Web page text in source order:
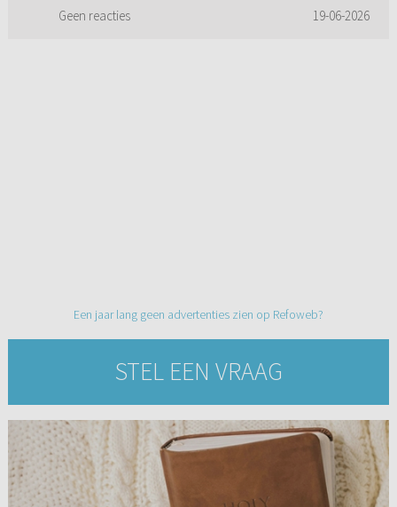
thuis zouden voele...
Geen reacties 19-06-2026
Een jaar lang geen advertenties zien op Refoweb?
STEL EEN VRAAG